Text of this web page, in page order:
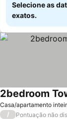
Selecione as
exatos.
Casa/apartamento
2bedroom
/ Pontuação não